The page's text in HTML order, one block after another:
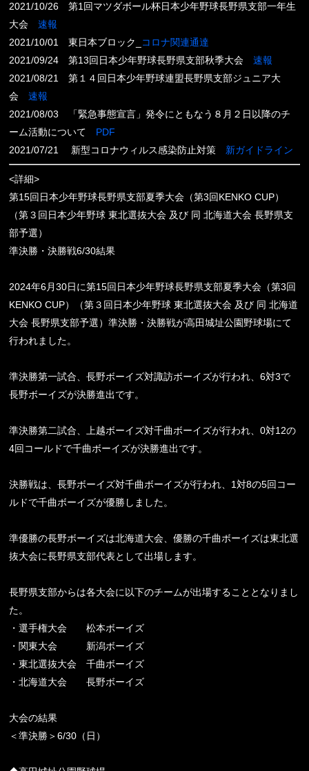
2021/10/26 第1回マツダボール杯日本少年野球長野県支部一年生
大会速報
2021/10/01 東日本ブロック_ コロナ関連通達
2021/09/24 第13回日本少年野球長野県支部秋季大会速報
2021/08/21 第１４回日本少年野球連盟長野県支部ジュニア大
会速報
2021/08/03 「緊急事態宣言」発令にともなう８月２日以降のチ
ーム活動について PDF
2021/07/21 新型コロナウィルス感染防止対策 新ガイドライン
<詳細>
第15回日本少年野球長野県支部夏季大会（第3回KENKO CUP）
（第３回日本少年野球 東北選抜大会 及び 同 北海道大会 長野県支
部予選）
準決勝・決勝戦6/30結果
2024年6月30日に第15回日本少年野球長野県支部夏季大会（第3回
KENKO CUP）（第３回日本少年野球 東北選抜大会 及び 同 北海道
大会 長野県支部予選）準決勝・決勝戦が高田城址公園野球場にて
行われました。
準決勝第一試合、長野ボーイズ対諏訪ボーイズが行われ、6対3で
長野ボーイズが決勝進出です。
準決勝第二試合、上越ボーイズ対千曲ボーイズが行われ、0対12の
4回コールドで千曲ボーイズが決勝進出です。
決勝戦は、長野ボーイズ対千曲ボーイズが行われ、1対8の5回コー
ルドで千曲ボーイズが優勝しました。
準優勝の長野ボーイズは北海道大会、優勝の千曲ボーイズは東北選
抜大会に長野県支部代表として出場します。
長野県支部からは各大会に以下のチームが出場することとなりまし
た。
・選手権大会 松本ボーイズ
・関東大会 新潟ボーイズ
・東北選抜大会 千曲ボーイズ
・北海道大会 長野ボーイズ
大会の結果
＜準決勝＞6/30（日）